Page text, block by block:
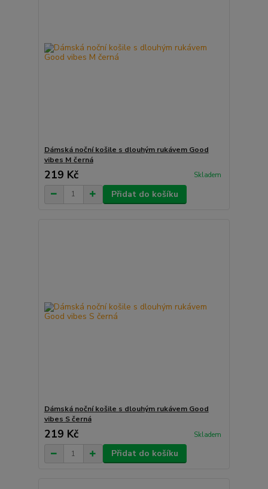
Dámská noční košile s dlouhým rukávem Good
vibes M černá
219 Kč Skladem
Přidat do košíku
Dámská noční košile s dlouhým rukávem Good
vibes S černá
219 Kč Skladem
Přidat do košíku